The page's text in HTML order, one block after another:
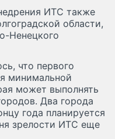
ИТС также
области,
Ненецкого
что первого
минимальной
может выполнять
Два города
года планируется
зрелости ИТС еще